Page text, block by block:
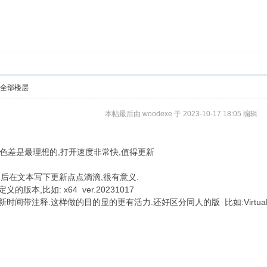
部楼层
本帖最后由 woodexe 于 2023-10-17 18:05 编辑
差是最理想的,打开速度非常快,值得更新
在文本写下更新点点滴滴,很有意义.
义的版本,比如: x64 ver.20231017
时间带注释.这样做的目的显的更有活力.还好区分同人的版 比如